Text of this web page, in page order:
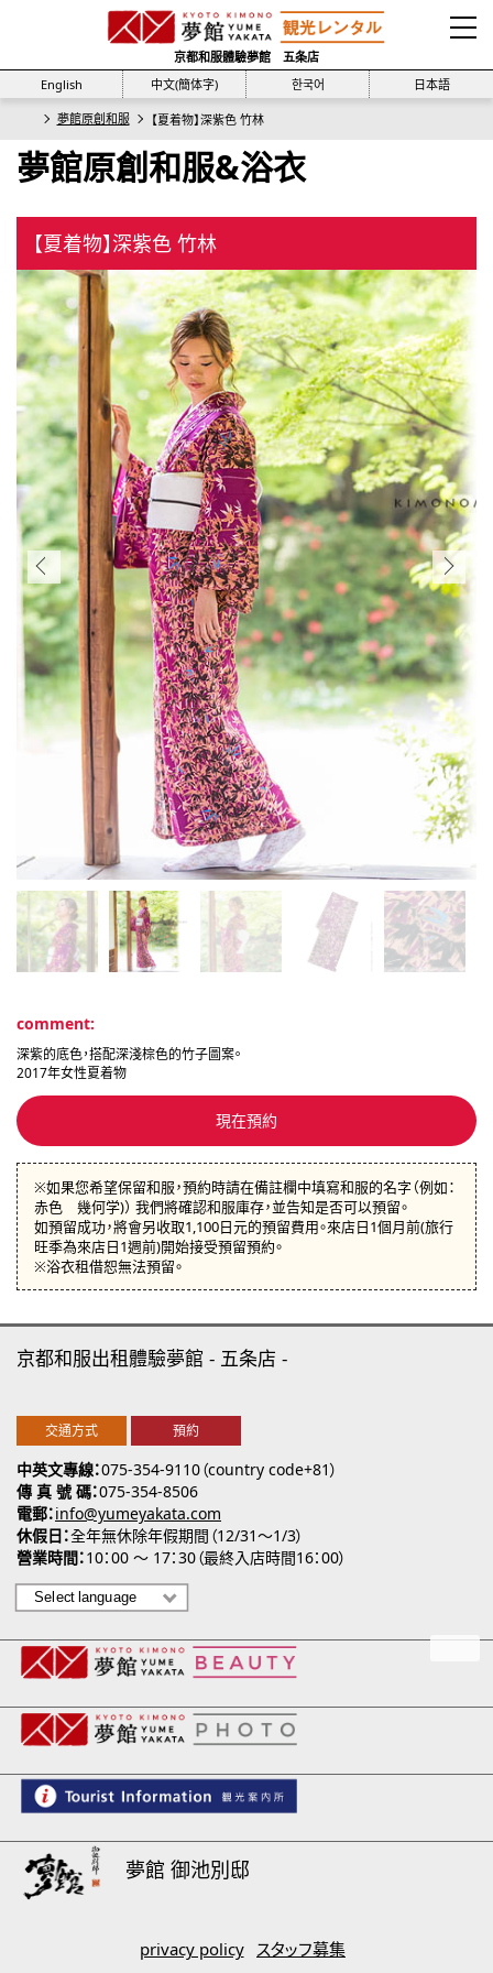
京都和服體驗夢館 五条店
English
中文(簡体字) 한국어 日本語
夢館原創和服 【夏着物】深紫色 竹林
夢館原創和服&浴衣
【夏着物】深紫色 竹林
comment:
深紫的底色，搭配深淺棕色的竹子圖案。
2017年女性夏着物
現在預約
※如果您希望保留和服，預約時請在備註欄中填寫和服的名字（例如：
赤色 幾何学)） 我們將確認和服庫存，並告知是否可以預留。
如預留成功，將會另收取1,100日元的預留費用。來店日1個月前(旅行
旺季為來店日1週前)開始接受預留預約。
※浴衣租借恕無法預留。
中英文專線 075-354-9110（country code+81）
傳 真 號 碼 075-354-8506
電郵 info@yumeyakata.com
休假日 全年無休除年假期間（12/31～1/3）
營業時間 10：00 ～ 17：30（最終入店時間16：00）
京都和服出租體驗夢館 五条店
交通方式 預約
夢館 御池別邸
privacy policy スタッフ募集